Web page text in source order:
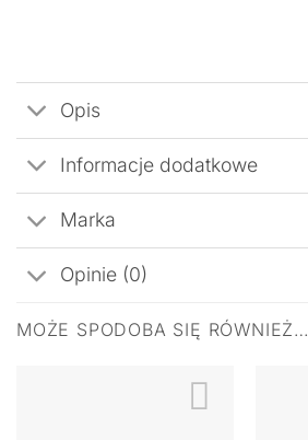
Opis
Informacje dodatkowe
Marka
Opinie (0)
MOŻE SPODOBA SIĘ RÓWNIEŻ…